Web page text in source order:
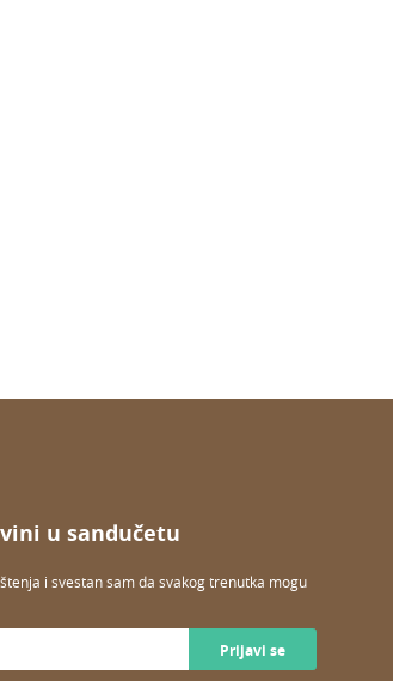
u sandučetu
i svestan sam da svakog trenutka mogu
Prijavi se